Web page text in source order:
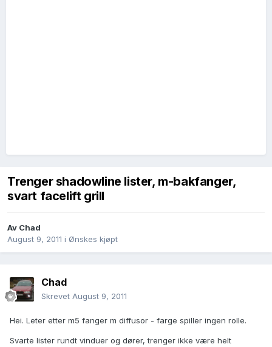
Trenger shadowline lister, m-bakfanger,
svart facelift grill
Av Chad
August 9, 2011 i Ønskes kjøpt
Chad
Skrevet August 9, 2011
Hei. Leter etter m5 fanger m diffusor - farge spiller ingen rolle.
Svarte lister rundt vinduer og dører, trenger ikke være helt